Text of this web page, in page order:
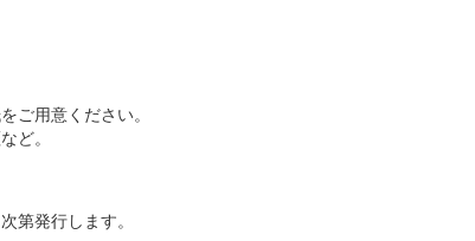
ご用意ください。
ど。
第発行します。